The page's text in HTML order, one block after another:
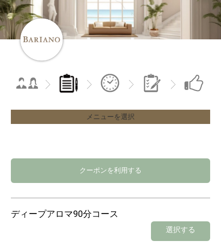
メニューを選択
クーポンを利用する
ディープアロマ90分コース
選択する